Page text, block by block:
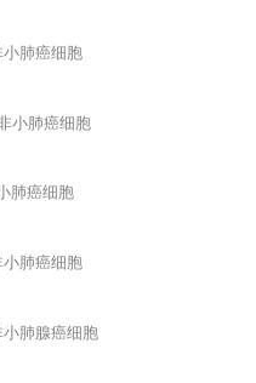
肺癌细胞
小肺癌细胞
肺癌细胞
肺癌细胞
肺腺癌细胞